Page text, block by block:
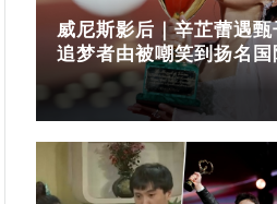
威尼斯影后｜辛芷蕾遇
追梦者由被嘲笑到扬名国